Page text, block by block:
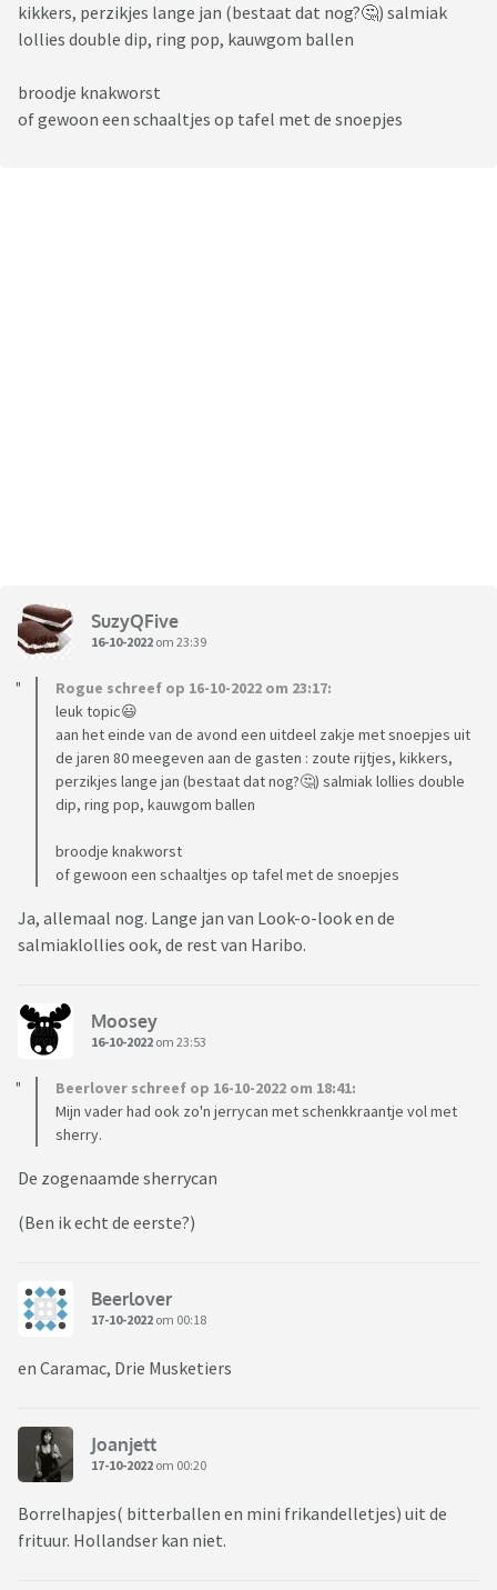
kikkers, perzikjes lange jan (bestaat dat nog?🤔) salmiak
lollies double dip, ring pop, kauwgom ballen
broodje knakworst
of gewoon een schaaltjes op tafel met de snoepjes
SuzyQFive
16-10-2022 om 23:39
Rogue schreef op 16-10-2022 om 23:17:
leuk topic😃
aan het einde van de avond een uitdeel zakje met snoepjes uit
de jaren 80 meegeven aan de gasten : zoute rijtjes, kikkers,
perzikjes lange jan (bestaat dat nog?🤔) salmiak lollies double
dip, ring pop, kauwgom ballen
broodje knakworst
of gewoon een schaaltjes op tafel met de snoepjes
Ja, allemaal nog. Lange jan van Look-o-look en de
salmiaklollies ook, de rest van Haribo.
Moosey
16-10-2022 om 23:53
Beerlover schreef op 16-10-2022 om 18:41:
Mijn vader had ook zo'n jerrycan met schenkkraantje vol met
sherry.
De zogenaamde sherrycan
(Ben ik echt de eerste?)
Beerlover
17-10-2022 om 00:18
en Caramac, Drie Musketiers
Joanjett
17-10-2022 om 00:20
Borrelhapjes( bitterballen en mini frikandelletjes) uit de
frituur. Hollandser kan niet.